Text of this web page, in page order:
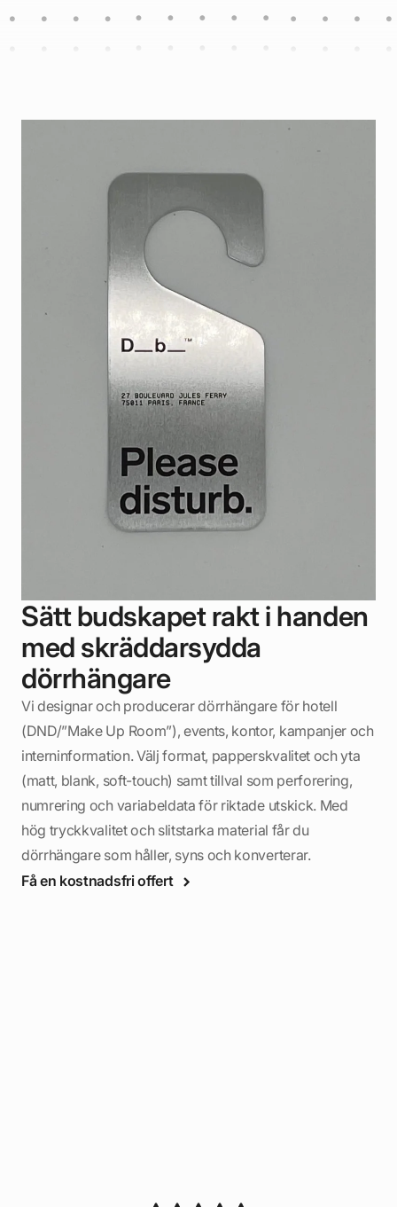
Sätt budskapet rakt i handen
med skräddarsydda
dörrhängare
Vi designar och producerar dörrhängare för hotell
(DND/”Make Up Room”), events, kontor, kampanjer och
interninformation. Välj format, papperskvalitet och yta
(matt, blank, soft-touch) samt tillval som perforering,
numrering och variabeldata för riktade utskick. Med
hög tryckkvalitet och slitstarka material får du
dörrhängare som håller, syns och konverterar.
Få en kostnadsfri offert